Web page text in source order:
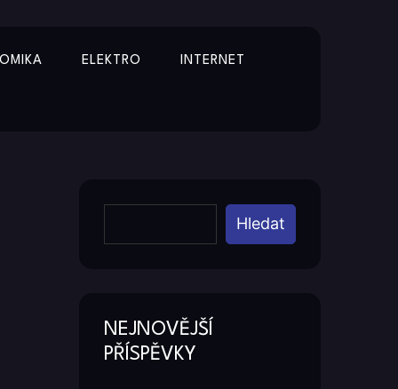
ELEKTRO INTERNET
Hledat
NEJNOVĚJŠÍ
PŘÍSPĚVKY